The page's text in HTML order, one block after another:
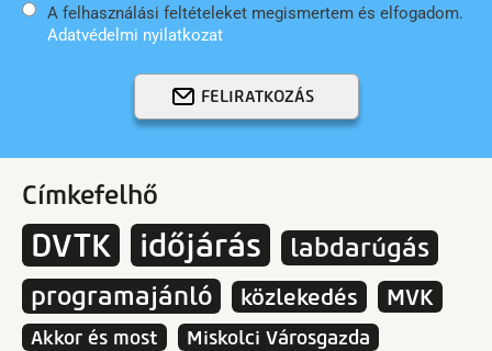
A felhasználási feltételeket megismertem és elfogadom.
Adatvédelmi nyilatkozat
FELIRATKOZÁS
Címkefelhő
DVTK időjárás
labdarúgás
programajánló
közlekedés MVK
Akkor és most
Miskolci Városgazda